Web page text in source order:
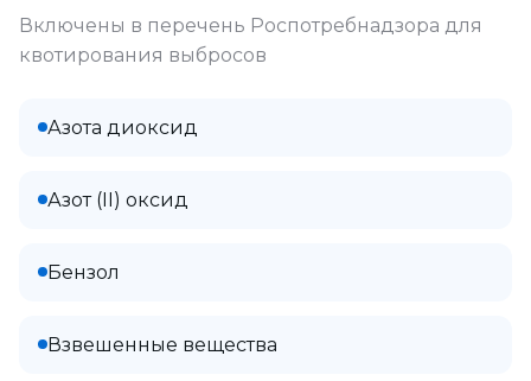
Включены в перечень Роспотребнадзора для
квотирования выбросов
Азота диоксид
Азот (II) оксид
Бензол
Взвешенные вещества